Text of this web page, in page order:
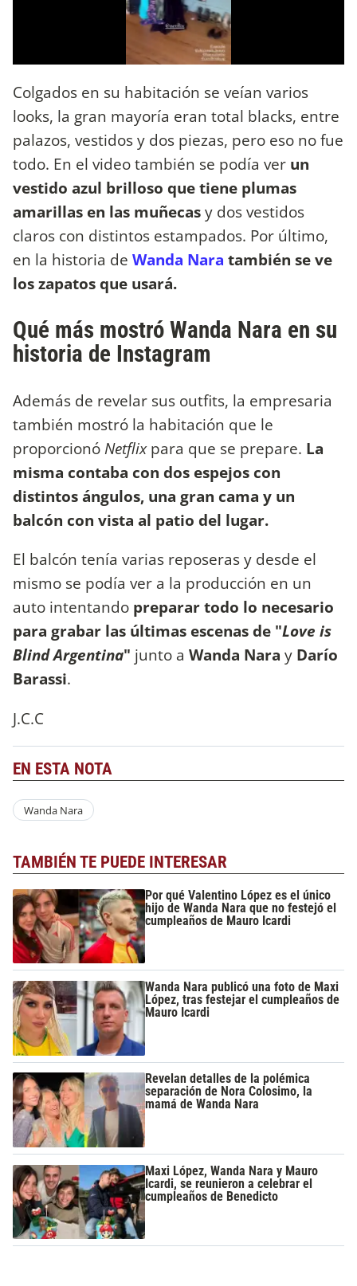
Colgados en su habitación se veían varios
looks, la gran mayoría eran total blacks, entre
palazos, vestidos y dos piezas, pero eso no fue
todo. En el video también se podía ver un
vestido azul brilloso que tiene plumas
amarillas en las muñecasy dos vestidos
claros con distintos estampados. Por último,
en la historia de Wanda Nara también se ve
los zapatos que usará.
Qué más mostró Wanda Nara en su
historia de Instagram
Además de revelar sus outfits, la empresaria
también mostró la habitación que le
proporcionóNetflixpara que se prepare. La
misma contaba con dos espejos con
distintos ángulos, una gran cama y un
balcón con vista al patio del lugar.
El balcón tenía varias reposeras y desde el
mismo se podía ver a la producción en un
auto intentando preparar todo lo necesario
para grabar las últimas escenas de "Love is
Blind Argentina" junto a Wanda Nara y Darío
Barassi.
J.C.C
EN ESTA NOTA
Wanda Nara
TAMBIÉN TE PUEDE INTERESAR
Por qué Valentino López es el único
hijo de Wanda Nara que no festejó el
cumpleaños de Mauro Icardi
Wanda Nara publicó una foto de Maxi
López, tras festejar el cumpleaños de
Mauro Icardi
Revelan detalles de la polémica
separación de Nora Colosimo, la
mamá de Wanda Nara
Maxi López, Wanda Nara y Mauro
Icardi, se reunieron a celebrar el
cumpleaños de Benedicto